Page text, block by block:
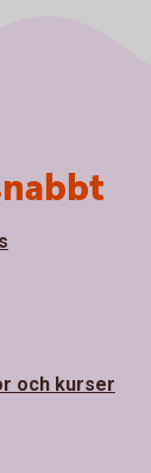
och kurser